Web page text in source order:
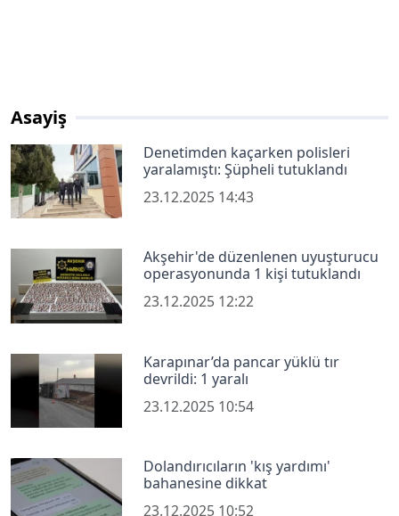
Asayiş
Denetimden kaçarken polisleri
yaralamıştı: Şüpheli tutuklandı
23.12.2025 14:43
Akşehir'de düzenlenen uyuşturucu
operasyonunda 1 kişi tutuklandı
23.12.2025 12:22
Karapınar’da pancar yüklü tır
devrildi: 1 yaralı
23.12.2025 10:54
Dolandırıcıların 'kış yardımı'
bahanesine dikkat
23.12.2025 10:52